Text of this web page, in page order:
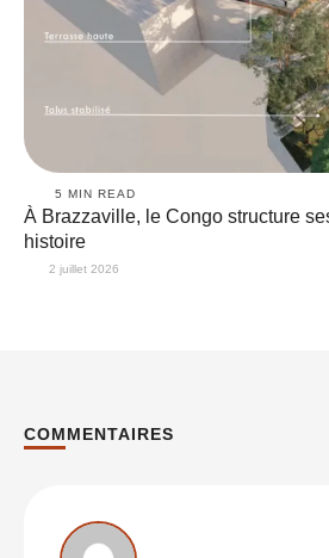
5 MIN READ
À Brazzaville, le Congo structure
histoire
2 juillet 2026
COMMENTAIRES